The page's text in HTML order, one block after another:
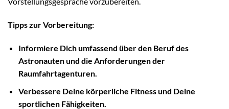
Tipps zur Vorbereitung:
Informiere Dich umfassend über den Beruf des
Astronauten und die Anforderungen der
Raumfahrtagenturen.
Verbessere Deine körperliche Fitness und Deine
sportlichen Fähigkeiten.